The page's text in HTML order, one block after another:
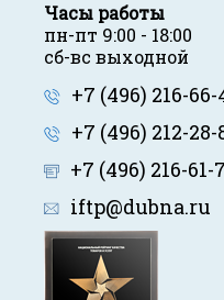
Часы работы
пн-пт 9:00 - 18:00
сб-вс выходной
+7 (496) 216-66-
+7 (496) 212-28-
+7 (496) 216-61-
iftp@dubna.ru